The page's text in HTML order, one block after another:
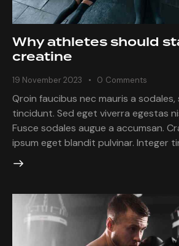
Why athletes should
creatine
19 November 2023 0 Comments
Qroin faucibus nec mauris a sodales,
tincidunt. Sed eget viverra egestas
Fusce sodales augue a accumsan.
ipsum eget blandit pulvinar. Integer